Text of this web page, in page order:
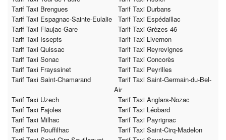
Tarif Taxi Brengues
Tarif Taxi Durbans
Tarif Taxi Espagnac-Sainte-Eulalie
Tarif Taxi Espédaillac
Tarif Taxi Flaujac-Gare
Tarif Taxi Grèzes 46
Tarif Taxi Issepts
Tarif Taxi Livernon
Tarif Taxi Quissac
Tarif Taxi Reyrevignes
Tarif Taxi Sonac
Tarif Taxi Concorès
Tarif Taxi Frayssinet
Tarif Taxi Peyrilles
Tarif Taxi Saint-Chamarand
Tarif Taxi Saint-Germain-du-Bel-
Air
Tarif Taxi Uzech
Tarif Taxi Anglars-Nozac
Tarif Taxi Fajoles
Tarif Taxi Léobard
Tarif Taxi Milhac
Tarif Taxi Payrignac
Tarif Taxi Rouffilhac
Tarif Taxi Saint-Cirq-Madelon